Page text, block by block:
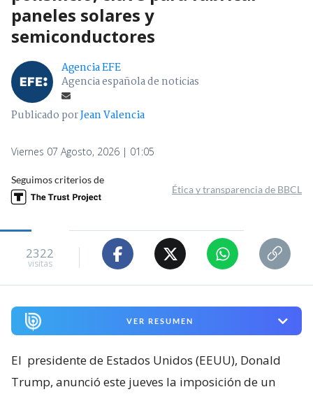
paneles solares y
semiconductores
Agencia EFE
Agencia española de noticias
Publicado porJean Valencia
Viernes 07 Agosto, 2026 | 01:05
Seguimos criterios de
Ética y transparencia de BBCL
2322
visitas
VER RESUMEN
El presidente de Estados Unidos (EEUU), Donald
Trump, anunció este jueves la imposición de un